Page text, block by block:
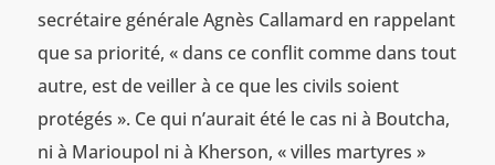
secrétaire générale Agnès Callamard en rappelant
que sa priorité, « dans ce conflit comme dans tout
autre, est de veiller à ce que les civils soient
protégés ». Ce qui n’aurait été le cas ni à Boutcha,
ni à Marioupol ni à Kherson, « villes martyres »